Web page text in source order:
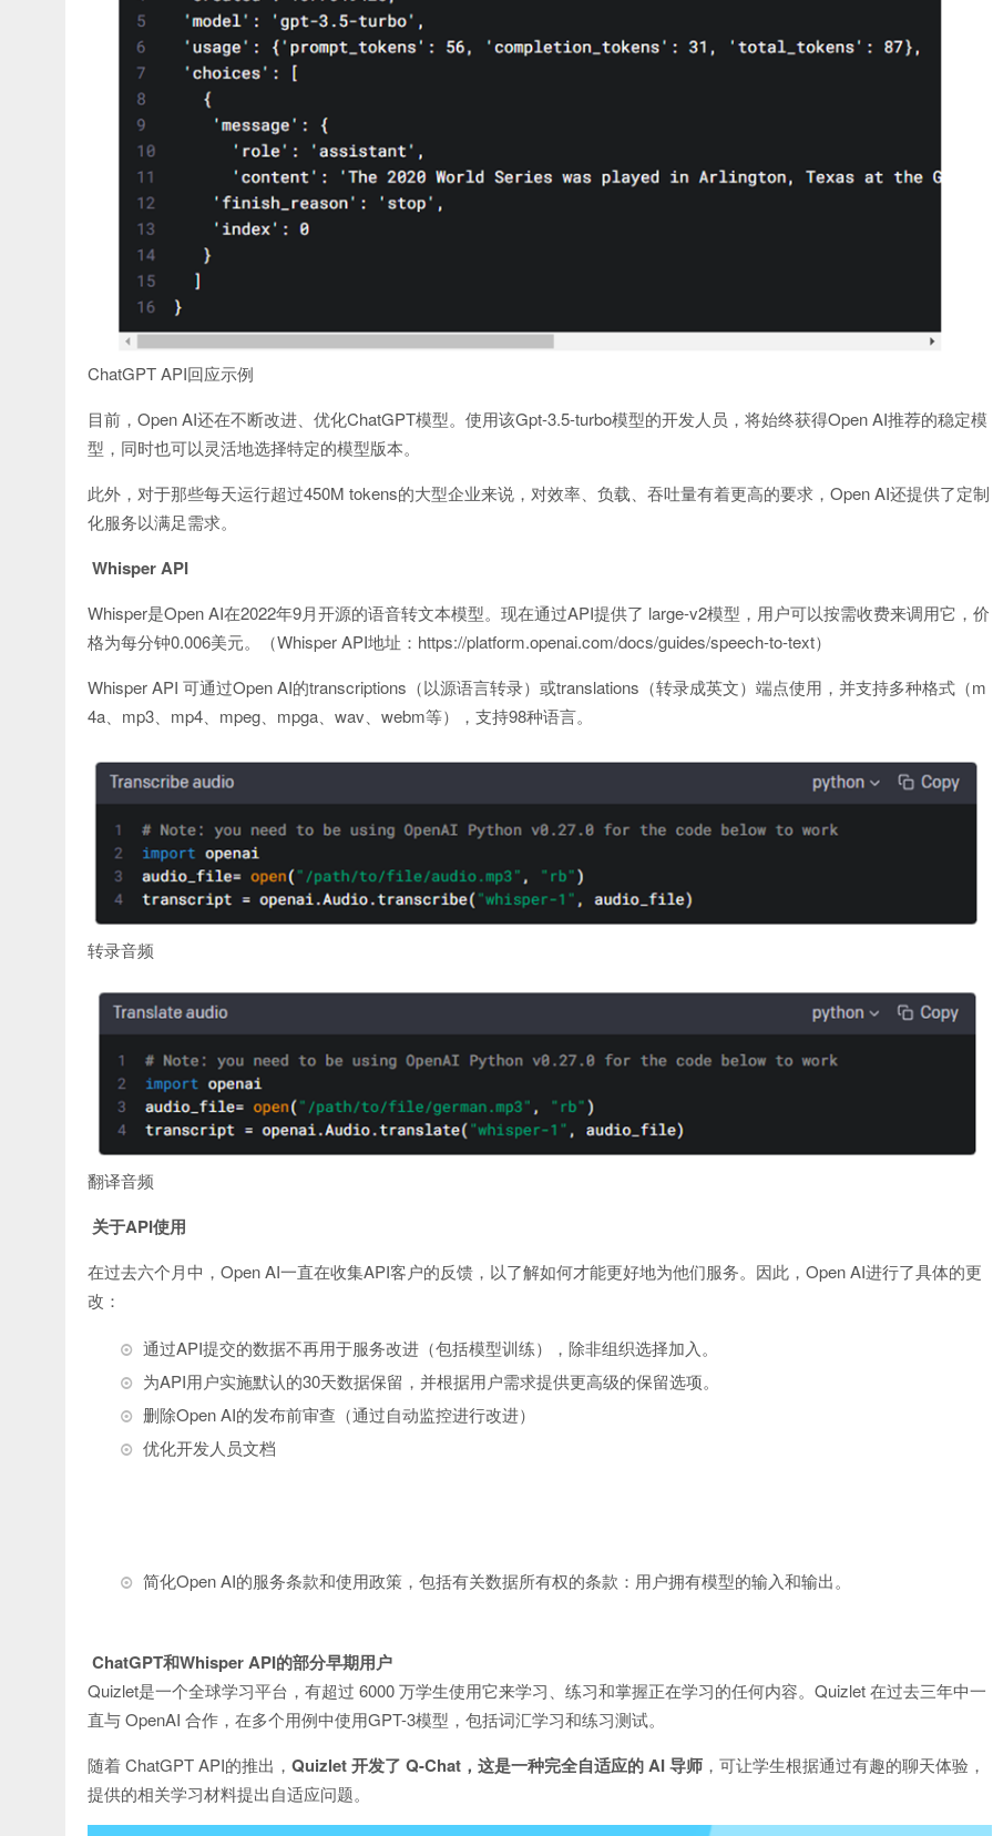
ChatGPT API回应示例
目前，Open AI还在不断改进、优化ChatGPT模型。使用该Gpt-3.5-turbo模型的开发人员，将始终获得Open AI推荐的稳定模
型，同时也可以灵活地选择特定的模型版本。
此外，对于那些每天运行超过450M tokens的大型企业来说，对效率、负载、吞吐量有着更高的要求，Open AI还提供了定制
化服务以满足需求。
Whisper API
Whisper是Open AI在2022年9月开源的语音转文本模型。现在通过API提供了 large-v2模型，用户可以按需收费来调用它，价
格为每分钟0.006美元。（Whisper API地址：https://platform.openai.com/docs/guides/speech-to-text）
Whisper API 可通过Open AI的transcriptions（以源语言转录）或translations（转录成英文）端点使用，并支持多种格式（m
4a、mp3、mp4、mpeg、mpga、wav、webm等），支持98种语言。
转录音频
翻译音频
关于API使用
在过去六个月中，Open AI一直在收集API客户的反馈，以了解如何才能更好地为他们服务。因此，Open AI进行了具体的更
改：
通过API提交的数据不再用于服务改进（包括模型训练），除非组织选择加入。
为API用户实施默认的30天数据保留，并根据用户需求提供更高级的保留选项。
删除Open AI的发布前审查（通过自动监控进行改进）
优化开发人员文档
简化Open AI的服务条款和使用政策，包括有关数据所有权的条款：用户拥有模型的输入和输出。
ChatGPT和Whisper API的部分早期用户
Quizlet是一个全球学习平台，有超过 6000 万学生使用它来学习、练习和掌握正在学习的任何内容。Quizlet 在过去三年中一
直与 OpenAI 合作，在多个用例中使用GPT-3模型，包括词汇学习和练习测试。
随着 ChatGPT API的推出， Quizlet 开发了 Q-Chat，这是一种完全自适应的 AI 导师 ，可让学生根据通过有趣的聊天体验，
提供的相关学习材料提出自适应问题。